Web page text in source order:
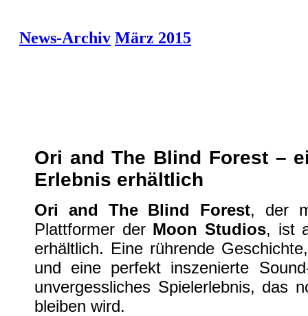
News-Archiv März 2015
Ori and The Blind Forest –
Erlebnis erhältlich
Ori and The Blind Forest, der
Plattformer derMoon Studios, ist
erhältlich. Eine rührende
und eine perfekt inszenierte
unvergessliches Spielerlebnis, das
bleiben wird.